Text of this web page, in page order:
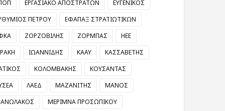
ΕΡΓΑΣΙΑΚΟ ΑΠΟΣΤΡΑΤΩΝ
ΕΥΓΕΝΙΚΟΣ
ΠΕΤΡΟΥ
ΕΦΑΠΑΞ ΣΤΡΑΤΙΩΤΙΚΩΝ
ΖΟΡΖΟΒΙΛΗΣ ΖΟΡΜΠΑΣ
ΗΕΕ
ΙΩΑΝΝΙΔΗΣ ΚΑΑΥ
ΚΑΣΣΑΒΕΤΗΣ
ΚΟΛΟΜΒΑΚΗΣ
ΚΟΥΣΑΝΤΑΣ
ΛΑΕΔ ΜΑΖΑΝΙΤΗΣ
ΜΑΝΟΣ
ΜΕΡΙΜΝΑ ΠΡΟΣΩΠΙΚΟΥ